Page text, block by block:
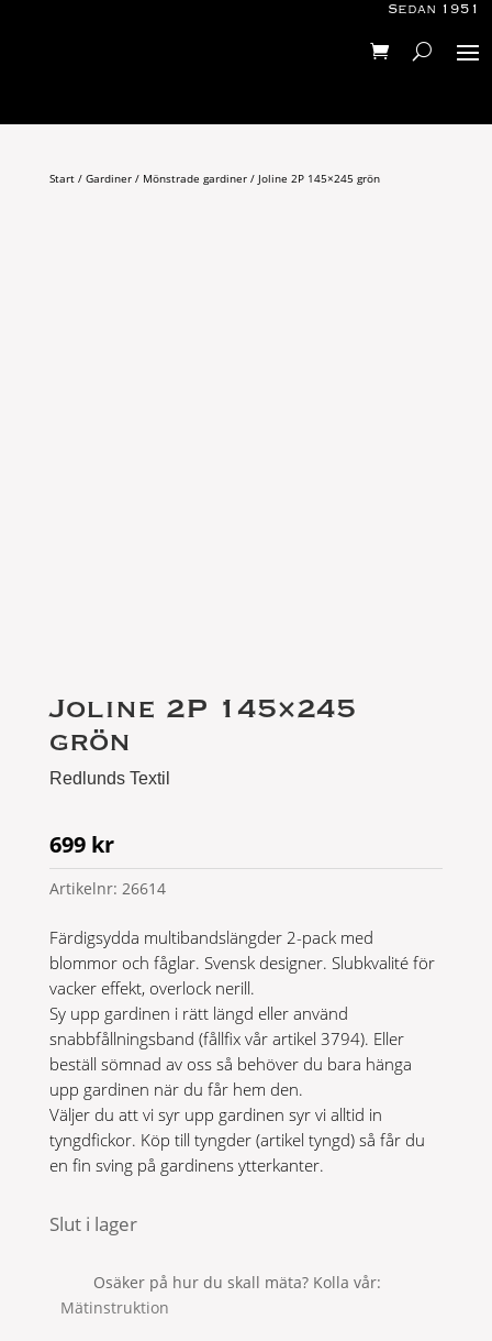
Sedan 1951
Start/ Gardiner/ Mönstrade gardiner/ Joline 2P 145×245 grön
Joline 2P 145×245
grön
Redlunds Textil
699 kr
Artikelnr: 26614
Färdigsydda multibandslängder 2-pack med
blommor och fåglar. Svensk designer. Slubkvalité för
vacker effekt, overlock nerill.
Sy upp gardinen i rätt längd eller använd
snabbfållningsband (fållfix vår artikel 3794). Eller
beställ sömnad av oss så behöver du bara hänga
upp gardinen när du får hem den.
Väljer du att vi syr upp gardinen syr vi alltid in
tyngdfickor. Köp till tyngder (artikel tyngd) så får du
en fin sving på gardinens ytterkanter.
Slut i lager
Osäker på hur du skall mäta? Kolla vår
Mätinstruktion